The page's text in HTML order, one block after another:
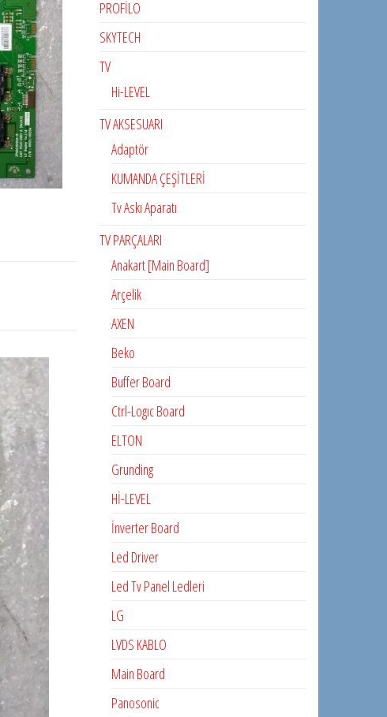
PROFİLO
SKYTECH
TV
Hi-LEVEL
TV AKSESUARI
Adaptör
KUMANDA ÇEŞİTLERİ
Tv Askı Aparatı
TV PARÇALARI
Anakart [Main Board]
Arçelik
AXEN
Beko
Buffer Board
Ctrl-Logıc Board
ELTON
Grunding
Hİ-LEVEL
İnverter Board
Led Driver
Led Tv Panel Ledleri
LG
LVDS KABLO
Main Board
Panosonic